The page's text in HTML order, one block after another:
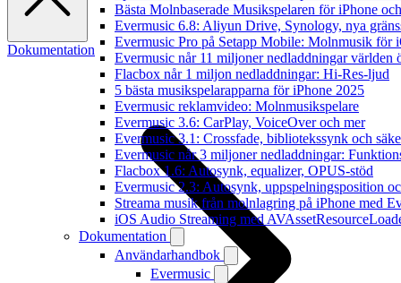
Bästa Molnbaserade Musikspelaren för iPhone
Evermusic 6.8: Aliyun Drive, Synology, nya
Evermusic Pro på Setapp Mobile: Molnmusik för
Evermusic når 11 miljoner nedladdningar världen
Flacbox når 1 miljon nedladdningar: Hi-Res-ljud
5 bästa musikspelarapparna för iPhone 2025
Evermusic reklamvideo: Molnmusikspelare
Evermusic 3.6: CarPlay, VoiceOver och mer
Evermusic 3.1: Crossfade, bibliotekssynk och
Evermusic når 3 miljoner nedladdningar:
Flacbox 1.6: Autosynk, equalizer, OPUS-stöd
Evermusic 2.3: Autosynk, uppspelningsposition
Streama musik från molnlagring på iPhone med
iOS Audio Streaming med
Dokumentation
Användarhandbok
Evermusic
Dokumentation